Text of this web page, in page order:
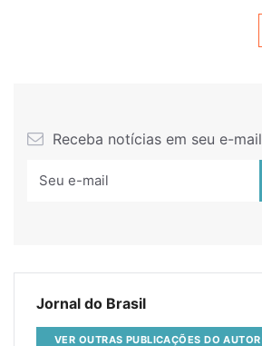
Receba notícias em seu e-mail
Jornal do Brasil
VER OUTRAS PUBLICAÇÕES DO AUTOR